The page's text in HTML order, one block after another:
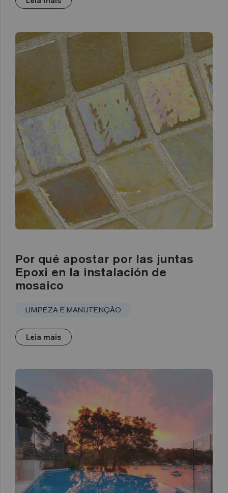
Por qué apostar por las juntas
Epoxi en la instalación de
mosaico
LIMPEZA E MANUTENÇÃO
Leia mais